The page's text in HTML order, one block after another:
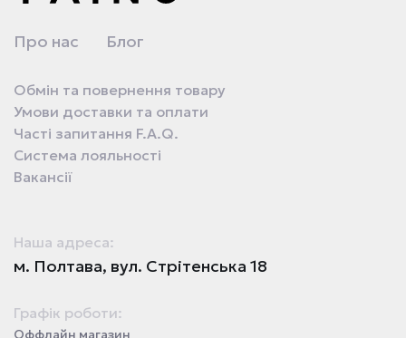
Про нас Блог
Обмін та повернення товару
Умови доставки та оплати
Часті запитання F.A.Q.
Система лояльності
Вакансії
Наша адреса:
м. Полтава, вул. Стрітенська 18
Графік роботи:
Оффлайн магазин